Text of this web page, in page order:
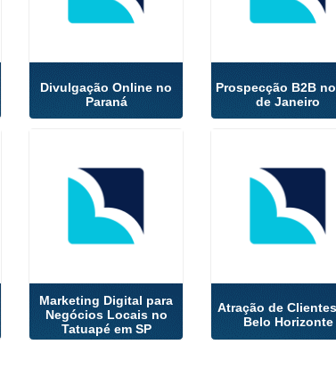
Divulgação Online no
Paraná
Prospecção B2B
de Janeiro
Marketing Digital para
Negócios Locais no
Tatuapé em SP
Atração de
Belo Horizonte